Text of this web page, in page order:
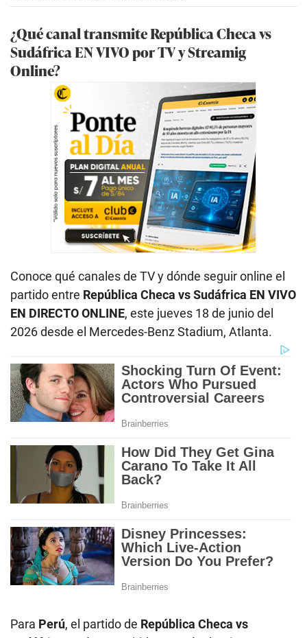
¿Qué canal transmite República Checa vs
Sudáfrica EN VIVO por TV y Streamig
Online?
Conoce qué canales de TV y dónde seguir online el
partido entre República Checa vs Sudáfrica EN VIVO
EN DIRECTO ONLINE, este jueves 18 de junio del
2026 desde el Mercedes-Benz Stadium, Atlanta.
Para Perú, el partido de República Checa vs